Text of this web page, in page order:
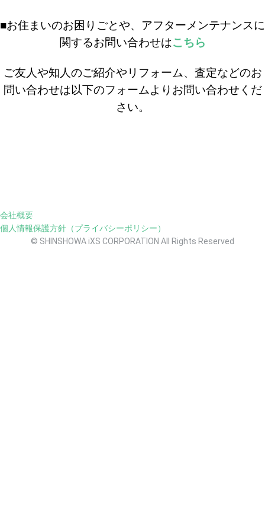
■お住まいのお困りごとや、アフターメンテナンスに
関するお問い合わせはこちら
ご友人や知人のご紹介やリフォーム、査定などのお
問い合わせは以下のフォームよりお問い合わせくだ
さい。
会社概要
個人情報保護方針（プライバシーポリシー）
© SHINSHOWA iXS CORPORATION All Rights Reserved